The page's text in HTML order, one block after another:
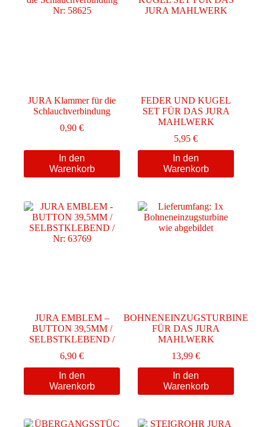
JURA Klammer für die
Schlauchverbindung
0,90€
In den
Warenkorb
FEDER UND KUGEL
SET FÜR DAS JURA
MAHLWERK
5,95€
In den
Warenkorb
JURA EMBLEM –
BUTTON 39,5MM /
SELBSTKLEBEND /
6,90€
In den
Warenkorb
BOHNENEINZUGSTURBINE
FÜR DAS JURA
MAHLWERK
13,99€
In den
Warenkorb